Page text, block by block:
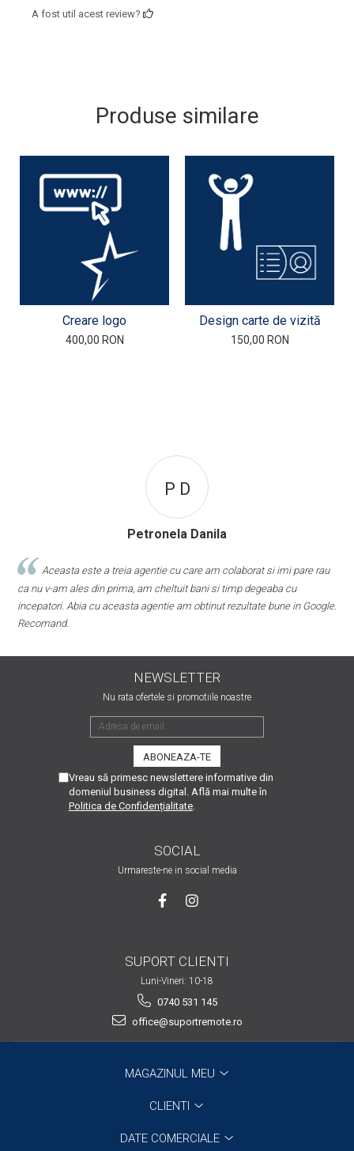
A fost util acest review?
Produse similare
Creare logo
400,00 RON
Design carte de vizită
150,00 RON
P D
Petronela Danila
Aceasta este a treia agentie cu care am colaborat si imi pare rau
ca nu v-am ales din prima, am cheltuit bani si timp degeaba cu
incepatori. Abia cu aceasta agentie am obtinut rezultate bune in Google.
Recomand.
NEWSLETTER
Nu rata ofertele si promotiile noastre
Vreau să primesc newslettere informative din
domeniul business digital. Află mai multe în
Politica de Confidențialitate
SOCIAL
Urmareste-ne in social media
SUPORT CLIENTI
Luni-Vineri: 10-18
0740 531 145
office@suportremote.ro
MAGAZINUL MEU
CLIENTI
DATE COMERCIALE